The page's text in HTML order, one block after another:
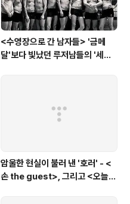
<수영장으로 간 남자들> '금메
달'보다 빛났던 루저남들의 '세라
암울한 현실이 불러 낸 '호러' - <
손 the guest>, 그리고 <오늘의